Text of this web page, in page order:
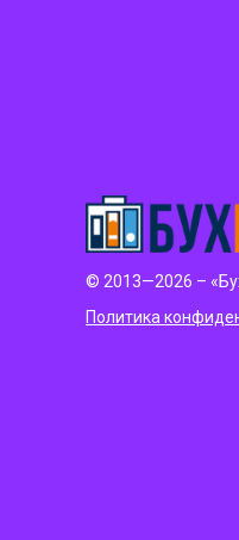
© 2013—2026 –
Политика